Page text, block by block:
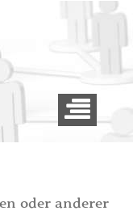
oder anderer